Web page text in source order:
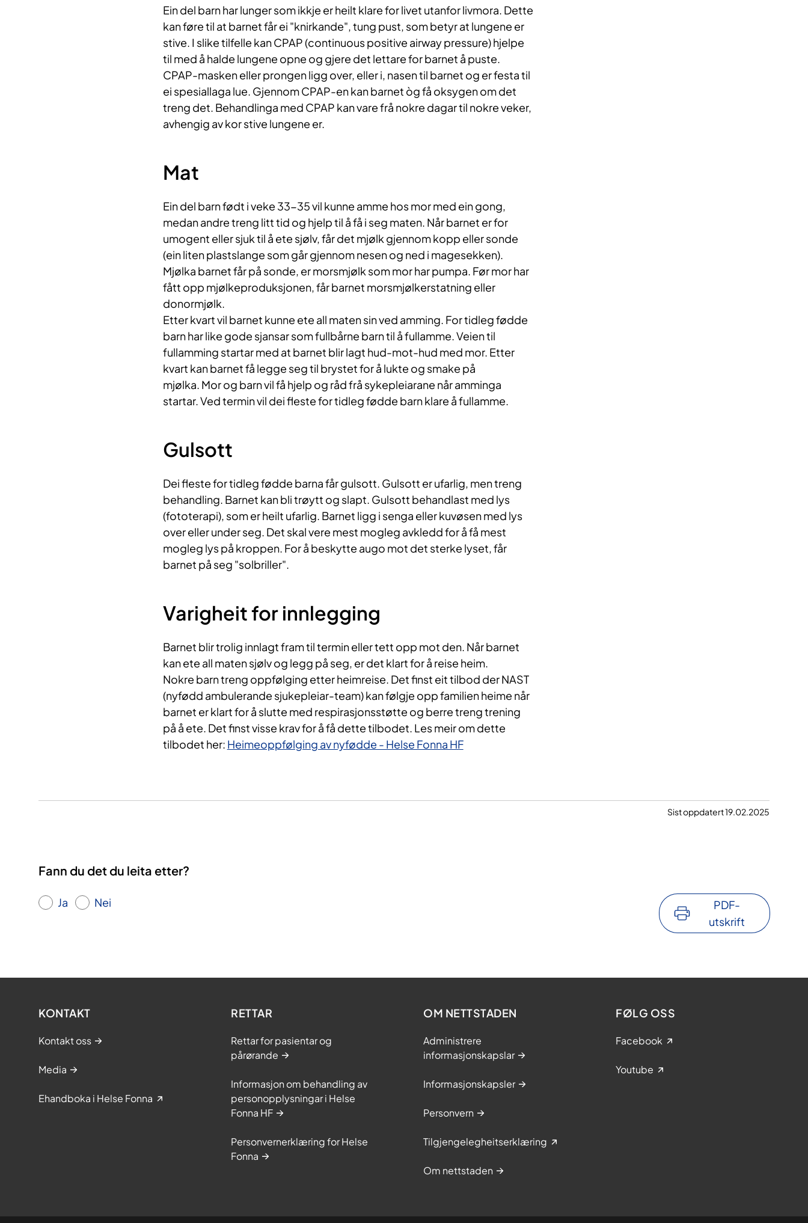
Ein del barn har lunger som ikkje er heilt klare for livet utanfor livmora. Dette
kan føre til at barnet får ei "knirkande", tung pust, som betyr at lungene er
stive. I slike tilfelle kan CPAP (continuous positive airway pressure) hjelpe
til med å halde lungene opne og gjere det lettare for barnet å puste.
CPAP-masken eller prongen ligg over, eller i, nasen til barnet og er festa til
ei spesiallaga lue. Gjennom CPAP-en kan barnet òg få oksygen om det
treng det. Behandlinga med CPAP kan vare frå nokre dagar til nokre veker,
avhengig av kor stive lungene er.
Mat
Ein del barn født i veke 33-35 vil kunne amme hos mor med ein gong,
medan andre treng litt tid og hjelp til å få i seg maten. Når barnet er for
umogent eller sjuk til å ete sjølv, får det mjølk gjennom kopp eller sonde
(ein liten plastslange som går gjennom nesen og ned i magesekken).
Mjølka barnet får på sonde, er morsmjølk som mor har pumpa. Før mor har
fått opp mjølkeproduksjonen, får barnet morsmjølkerstatning eller
donormjølk.
Etter kvart vil barnet kunne ete all maten sin ved amming. For tidleg fødde
barn har like gode sjansar som fullbårne barn til å fullamme.Veien til
fullamming startar med at barnet blir lagt hud-mot-hud med mor. Etter
kvart kan barnet få legge seg til brystet for å lukte og smake på
mjølka. Mor og barn vil få hjelp og råd frå sykepleiarane når amminga
startar. Ved termin vil dei fleste for tidleg fødde barn klare å fullamme.
Gulsott
Dei fleste for tidleg fødde barna får gulsott. Gulsott er ufarlig, men treng
behandling. Barnet kan bli trøytt og slapt. Gulsott behandlast med lys
(fototerapi), som er heilt ufarlig. Barnet ligg i senga eller kuvøsen med lys
over eller under seg. Det skal vere mest mogleg avkledd for å få mest
mogleg lys på kroppen. For å beskytte augo mot det sterke lyset, får
barnet på seg "solbriller".
Varigheit for innlegging
Barnet blir trolig innlagt fram til termin eller tett opp mot den. Når barnet
kan ete all maten sjølv og legg på seg, er det klart for å reise heim.
Nokre barn treng oppfølging etter heimreise. Det finst eit tilbod der NAST
(nyfødd ambulerande sjukepleiar-team) kan følgje opp familien heime når
barnet er klart for å slutte med respirasjonsstøtte og berre treng trening
på å ete. Det finst visse krav for å få dette tilbodet. Les meir om dette
tilbodet her: Heimeoppfølging av nyfødde - Helse Fonna HF
Sist oppdatert 19.02.2025
Fann du det du leita etter?
Ja Nei
PDF-
utskrift
KONTAKT
Kontakt oss
Media
Ehandboka i Helse Fonna
RETTAR
Rettar for pasientar og
pårørande
Informasjon om behandling av
personopplysningar i Helse
Fonna HF
Personvernerklæring for Helse
Fonna
OM NETTSTADEN
Administrere
informasjonskapslar
Informasjonskapsler
Personvern
Tilgjengelegheitserklæring
Om nettstaden
FØLG OSS
Facebook
Youtube